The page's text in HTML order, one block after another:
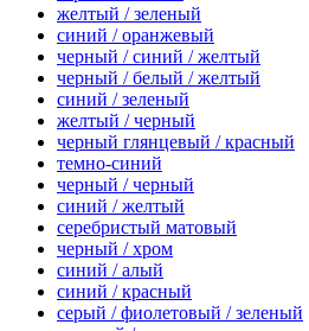
желтый / зеленый
синий / оранжевый
черный / синий / желтый
черный / белый / желтый
синий / зеленый
желтый / черный
черный глянцевый / красный
темно-синий
черный / черный
синий / желтый
серебристый матовый
черный / хром
синий / алый
синий / красный
серый / фиолетовый / зеленый